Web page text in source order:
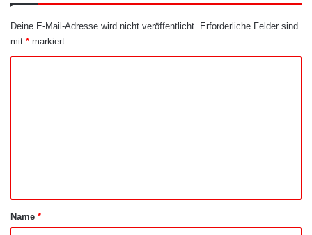
Deine E-Mail-Adresse wird nicht veröffentlicht. Erforderliche Felder sind
mit * markiert
aName *